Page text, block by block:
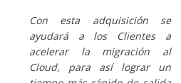
Con esta adquisición se
ayudará a los Clientes a
acelerar la migración al
Cloud, para así lograr un